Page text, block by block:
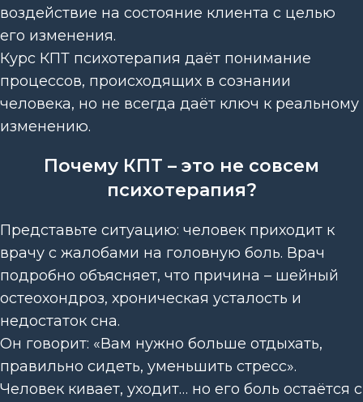
воздействие на состояние клиента с целью
его изменения.
Курс КПТ психотерапия даёт понимание
процессов, происходящих в сознании
человека, но не всегда даёт ключ к реальному
изменению.
Почему КПТ – это не совсем
психотерапия?
Представьте ситуацию: человек приходит к
врачу с жалобами на головную боль. Врач
подробно объясняет, что причина – шейный
остеохондроз, хроническая усталость и
недостаток сна.
Он говорит: «Вам нужно больше отдыхать,
правильно сидеть, уменьшить стресс».
Человек кивает, уходит… но его боль остаётся с